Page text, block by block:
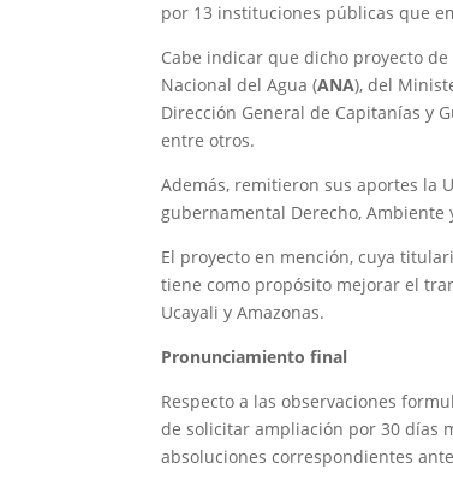
por 13 instituciones públicas que
Cabe indicar que dicho proyecto
Nacional del Agua (ANA), del
Dirección General de Capitanías y
entre otros.
Además, remitieron sus aportes la
gubernamental Derecho, Ambiente
El proyecto en mención, cuya
tiene como propósito mejorar el
Ucayali y Amazonas.
Pronunciamiento final
Respecto a las observaciones
de solicitar ampliación por 30 días
absoluciones correspondientes